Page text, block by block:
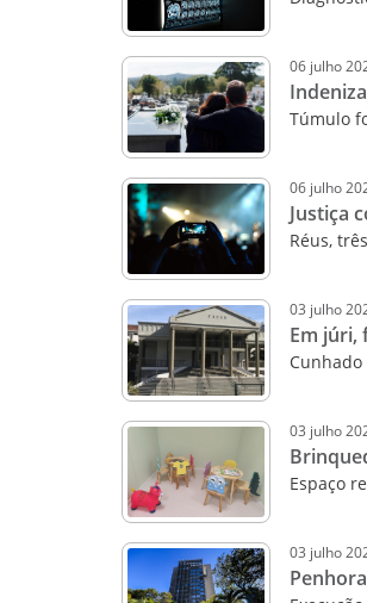
06 julho
Túmulo
06 julho
Justiça
Réus,
03 julho
Em júri,
03 julho
Espaço
03 julho